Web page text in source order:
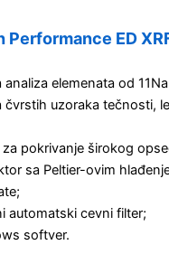
Performance ED
elemenata od
čvrstih uzoraka tečnosti,
pokrivanje širokog
sa Peltier-ovim
automatski cevni filter;
softver.